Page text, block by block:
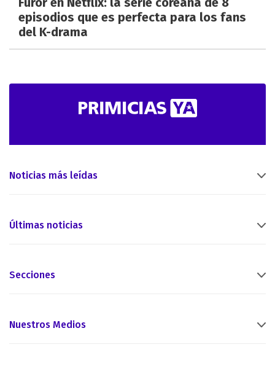
episodios que es perfecta para los fans
del K-drama
Noticias más leídas
Últimas noticias
Secciones
Nuestros Medios